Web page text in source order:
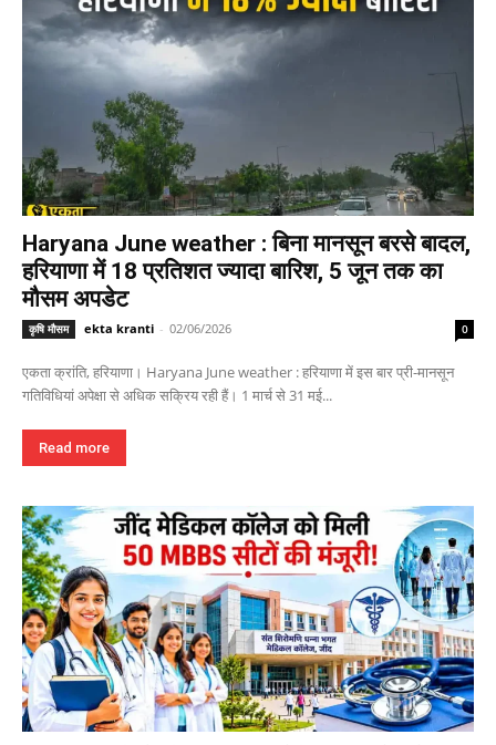
Haryana June weather : बिना मानसून बरसे बादल,
हरियाणा में 18 प्रतिशत ज्यादा बारिश, 5 जून तक का
मौसम अपडेट
कृषि मौसम ekta kranti - 02/06/2026 0
एकता क्रांति, हरियाणा। Haryana June weather : हरियाणा में इस बार प्री-मानसून
गतिविधियां अपेक्षा से अधिक सक्रिय रही हैं। 1 मार्च से 31 मई...
Read more